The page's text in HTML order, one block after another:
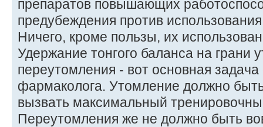
препаратов повышающих
предубеждения против
Ничего, кроме пользы, их
Удержание тонгого баланса на грани
переутомления - вот основная задача
фармаколога. Утомление должно
вызвать максимальный
Переутомления же не должно быть